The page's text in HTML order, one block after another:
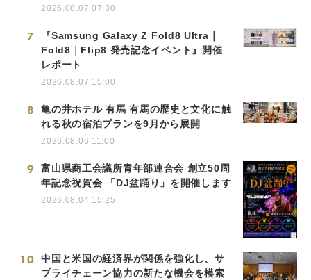
2026.08.07 07:30
7
『Samsung Galaxy Z Fold8 Ultra｜
Fold8｜Flip8 発売記念イベント』開催
レポート
2026.08.07 15:00
8
亀の井ホテル 有馬 有馬の歴史と文化に触
れる秋の宿泊プランを9月から展開
2026.08.06 11:00
9
富山県商工会議所青年部連合会 創立50周
年記念祝賀会 「DJ盆踊り」を開催します
2026.08.04 15:25
10
中国と米国の経済界が関係を強化し、サ
プライチェーン協力の新たな機会を模索